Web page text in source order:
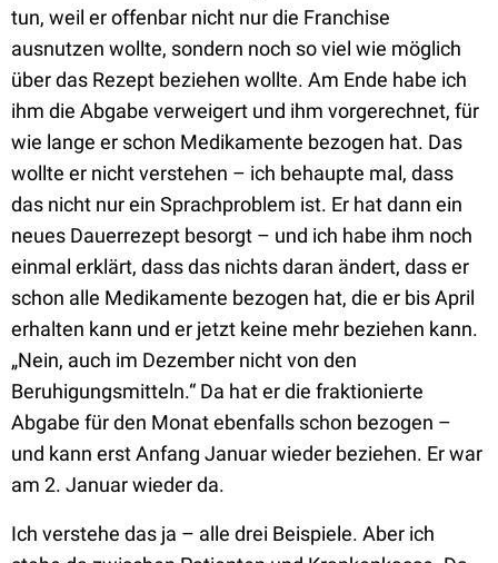
tun, weil er offenbar nicht nur die Franchise
ausnutzen wollte, sondern noch so viel wie möglich
über das Rezept beziehen wollte. Am Ende habe ich
ihm die Abgabe verweigert und ihm vorgerechnet, für
wie lange er schon Medikamente bezogen hat. Das
wollte er nicht verstehen – ich behaupte mal, dass
das nicht nur ein Sprachproblem ist. Er hat dann ein
neues Dauerrezept besorgt – und ich habe ihm noch
einmal erklärt, dass das nichts daran ändert, dass er
schon alle Medikamente bezogen hat, die er bis April
erhalten kann und er jetzt keine mehr beziehen kann.
„Nein, auch im Dezember nicht von den
Beruhigungsmitteln.“ Da hat er die fraktionierte
Abgabe für den Monat ebenfalls schon bezogen –
und kann erst Anfang Januar wieder beziehen. Er war
am 2. Januar wieder da.
Ich verstehe das ja – alle drei Beispiele. Aber ich